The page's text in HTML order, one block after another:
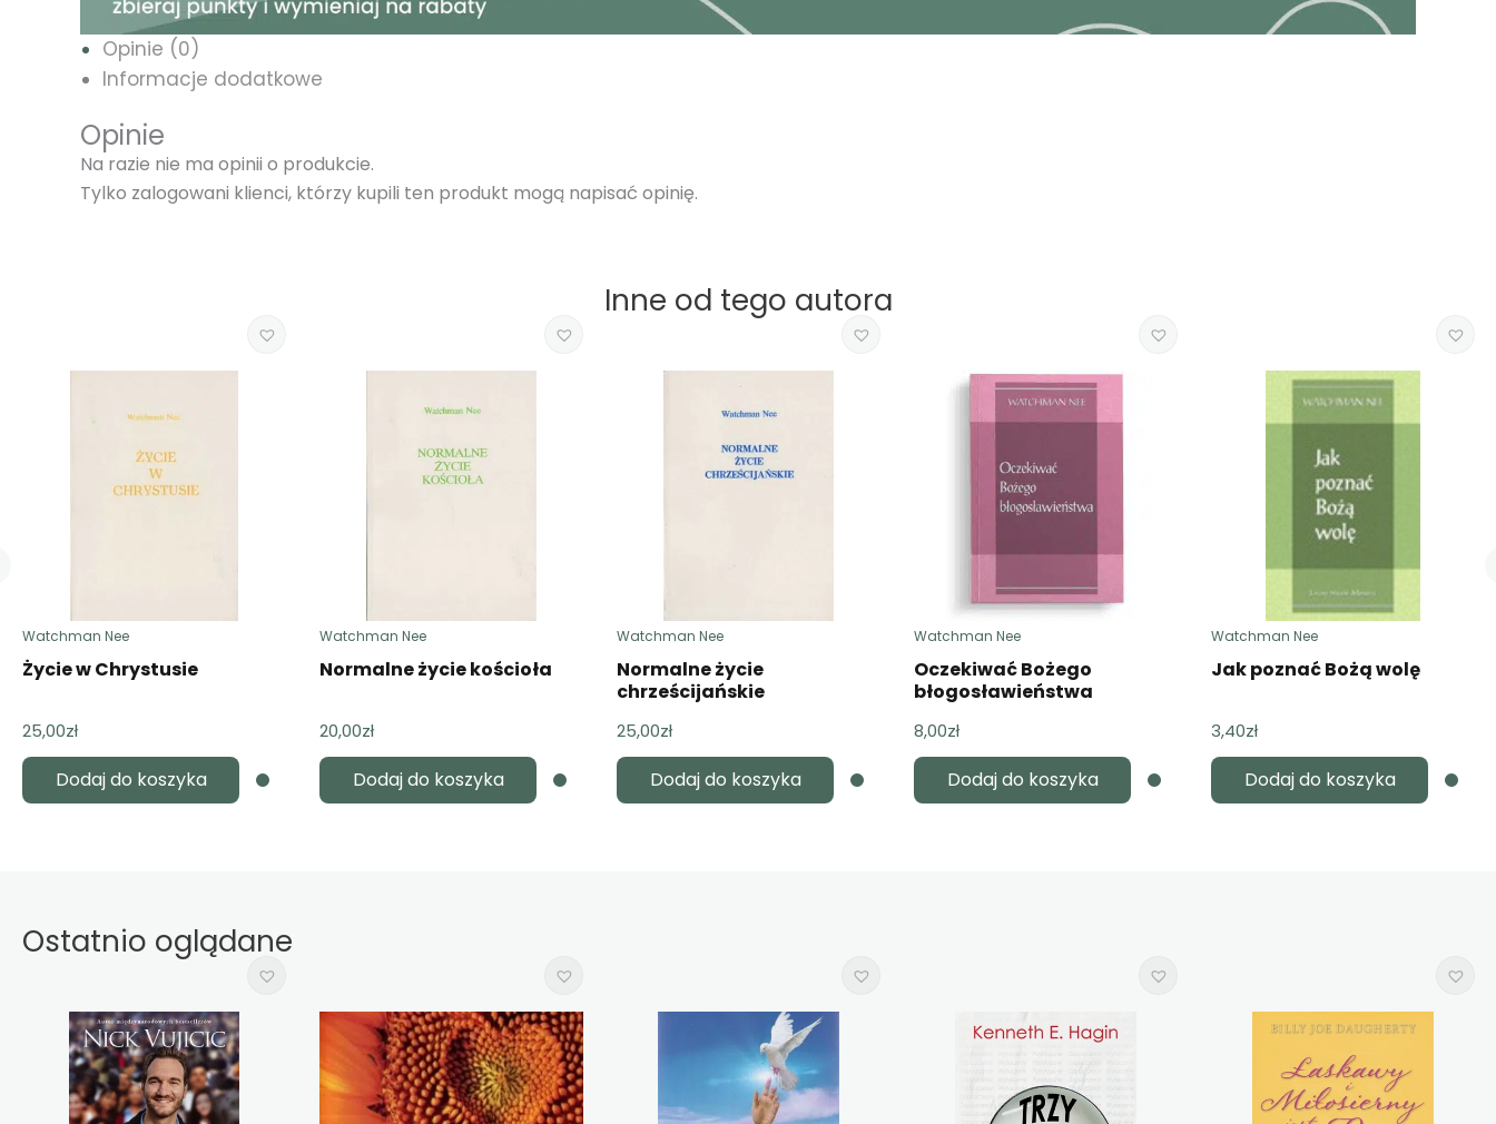
Opinie (0)
Informacje dodatkowe
Opinie
Na razie nie ma opinii o produkcie.
Tylko zalogowani klienci, którzy kupili ten produkt mogą napisać opinię.
Inne od tego autora
Watchman Nee
Życie w Chrystusie
25,00zł
Dodaj do koszyka
Watchman Nee
Normalne życie kościoła
20,00zł
Dodaj do koszyka
Watchman Nee
Normalne życie
chrześcijańskie
25,00zł
Dodaj do koszyka
Watchman Nee
Oczekiwać Bożego
błogosławieństwa
8,00zł
Dodaj do koszyka
Watchman Nee
Jak poznać Bożą wolę
3,40zł
Dodaj do koszyka
Ostatnio oglądane